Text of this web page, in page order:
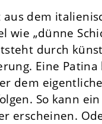
aus dem
wie „dünne
durch
Eine Patina
dem
So kann ein
erscheinen.